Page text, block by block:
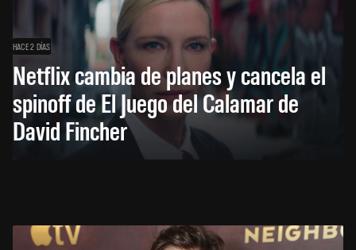
HACE 2 DÍAS
Netflix cambia de planes y cancela el
spinoff de El Juego del Calamar de
David Fincher